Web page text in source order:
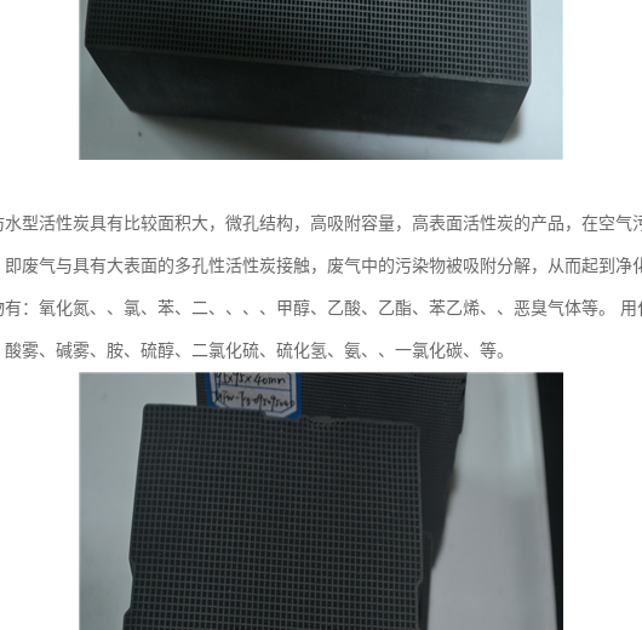
型活性炭具有比较面积大，微孔结构，高吸附容量，高表面活性炭的产品，在空气
废气与具有大表面的多孔性活性炭接触，废气中的污染物被吸附分解，从而起到净
：氧化氮、、氯、苯、二、、、、甲醇、乙酸、乙酯、苯乙烯、、恶臭气体等。
雾、碱雾、胺、硫醇、二氯化硫、硫化氢、氨、、一氯化碳、等。